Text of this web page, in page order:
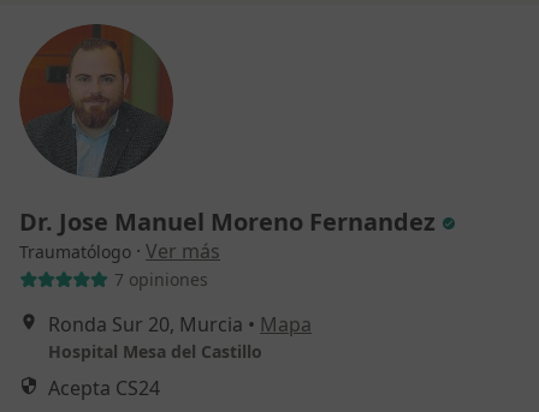
Dr. Jose Manuel Moreno Fernandez
Traumatólogo · Ver más
7 opiniones
Ronda Sur 20, Murcia • Mapa
Hospital Mesa del Castillo
Acepta CS24